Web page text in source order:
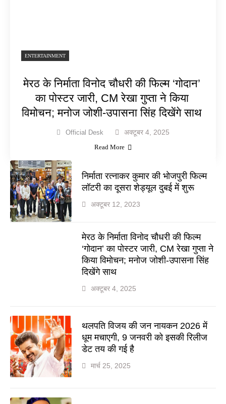
ENTERTAINMENT
मेरठ के निर्माता विनोद चौधरी की फिल्म ‘गोदान’
का पोस्टर जारी, CM रेखा गुप्ता ने किया
विमोचन; मनोज जोशी-उपासना सिंह दिखेंगे साथ
Official Desk अक्टूबर 4, 2025
Read More
निर्माता रत्नाकर कुमार की भोजपुरी फिल्म
लॉटरी का दूसरा शेड्यूल दुबई में शुरू
अक्टूबर 12, 2023
मेरठ के निर्माता विनोद चौधरी की फिल्म
‘गोदान’ का पोस्टर जारी, CM रेखा गुप्ता ने
किया विमोचन; मनोज जोशी-उपासना सिंह
दिखेंगे साथ
अक्टूबर 4, 2025
थलपति विजय की जन नायकन 2026 में
धूम मचाएगी, 9 जनवरी को इसकी रिलीज
डेट तय की गई है
मार्च 25, 2025